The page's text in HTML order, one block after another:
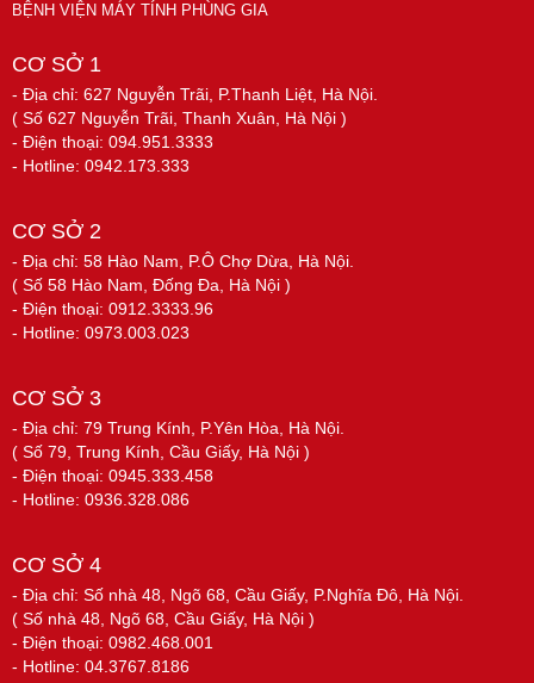
BỆNH VIỆN MÁY TÍNH PHÙNG GIA
CƠ SỞ 1
- Địa chỉ: 627 Nguyễn Trãi, P.Thanh Liệt, Hà Nội.
( Số 627 Nguyễn Trãi, Thanh Xuân, Hà Nội )
- Điện thoại: 094.951.3333
- Hotline: 0942.173.333
CƠ SỞ 2
- Địa chỉ: 58 Hào Nam, P.Ô Chợ Dừa, Hà Nội.
( Số 58 Hào Nam, Đống Đa, Hà Nội )
- Điện thoại: 0912.3333.96
- Hotline: 0973.003.023
CƠ SỞ 3
- Địa chỉ: 79 Trung Kính, P.Yên Hòa, Hà Nội.
( Số 79, Trung Kính, Cầu Giấy, Hà Nội )
- Điện thoại: 0945.333.458
- Hotline: 0936.328.086
CƠ SỞ 4
- Địa chỉ: Số nhà 48, Ngõ 68, Cầu Giấy, P.Nghĩa Đô, Hà Nội.
( Số nhà 48, Ngõ 68, Cầu Giấy, Hà Nội )
- Điện thoại: 0982.468.001
- Hotline: 04.3767.8186